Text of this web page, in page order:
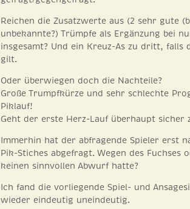
Reichen die Zusatzwerte aus (2 sehr gute
unbekannte?) Trümpfe als Ergänzung bei
insgesamt? Und ein Kreuz-As zu dritt, falls
gilt.
Oder überwiegen doch die Nachteile?
Große Trumpfkürze und sehr schlechte
Piklauf!
Geht der erste Herz-Lauf überhaupt sicher
Immerhin hat der abfragende Spieler erst
Pik-Stiches abgefragt. Wegen des Fuchses
keinen sinnvollen Abwurf hatte?
Ich fand die vorliegende Spiel- und
wieder eindeutig uneindeutig.